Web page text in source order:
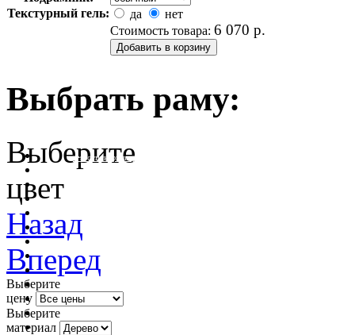
Текстурный гель:
да
нет
Стоимость товара: 6 070 р.
Выбрать раму:
очистить фильтр цвета
Выберите
цвет
Назад
Вперед
Выберите
цену
Выберите
материал